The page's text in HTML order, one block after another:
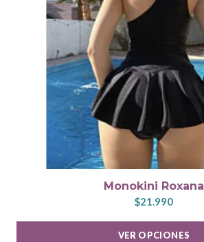
Monokini Roxana
$21.990
VER OPCIONES